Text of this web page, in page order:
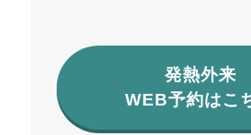
発熱外来
WEB予約はこ